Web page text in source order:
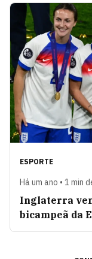
ESPORTE
Há um ano • 1 min
Inglaterra
bicampeã da